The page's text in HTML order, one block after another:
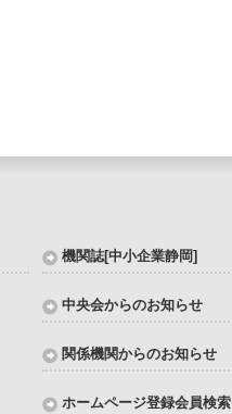
機関誌[中小企業静岡]
中央会からのお知らせ
関係機関からのお知らせ
ホームページ登録会員検索